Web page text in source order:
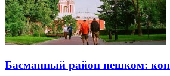
Басманный район пешком: